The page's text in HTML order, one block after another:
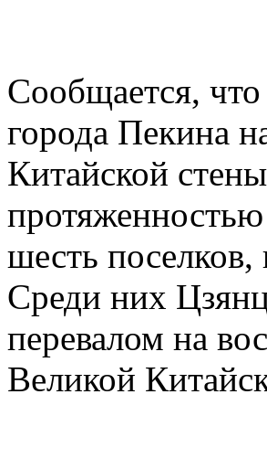
Сообщается,
города Пекина
Китайской
шесть
Среди них
перевалом на
Великой